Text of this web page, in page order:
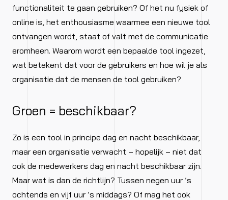
functionaliteit te gaan gebruiken? Of het nu fysiek of
online is, het enthousiasme waarmee een nieuwe tool
ontvangen wordt, staat of valt met de communicatie
eromheen. Waarom wordt een bepaalde tool ingezet,
wat betekent dat voor de gebruikers en hoe wil je als
organisatie dat de mensen de tool gebruiken?
Groen = beschikbaar?
Zo is een tool in principe dag en nacht beschikbaar,
maar een organisatie verwacht – hopelijk – niet dat
ook de medewerkers dag en nacht beschikbaar zijn.
Maar wat is dan de richtlijn? Tussen negen uur ’s
ochtends en vijf uur ’s middags? Of mag het ook